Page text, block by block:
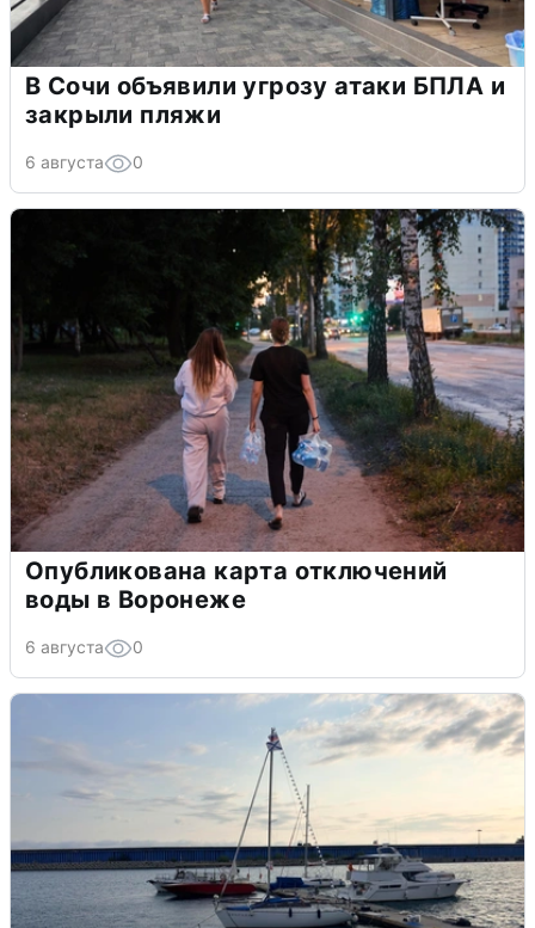
В Сочи объявили угрозу атаки БПЛА и
закрыли пляжи
6 августа 0
Опубликована карта отключений
воды в Воронеже
6 августа 0